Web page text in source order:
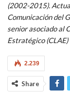
(2002-2015).
Comunicación del
senior asociado al
Estratégico (CLAE)
2.239
Share